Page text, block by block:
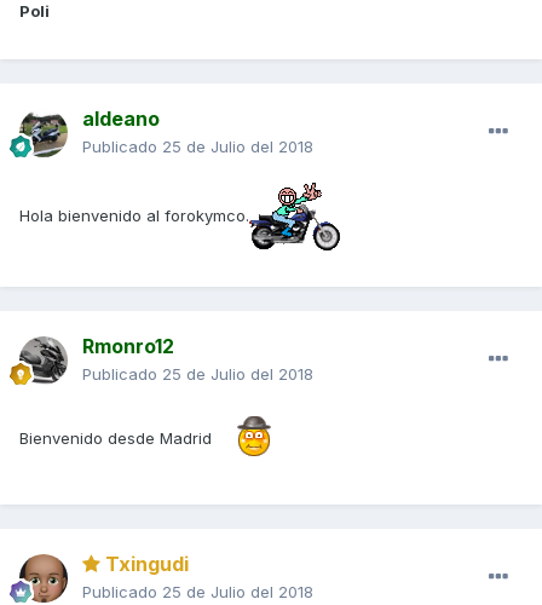
Poli
aldeano
Publicado 25 de Julio del 2018
Hola bienvenido al forokymco.
Rmonro12
Publicado 25 de Julio del 2018
Bienvenido desde Madrid
Txingudi
Publicado 25 de Julio del 2018